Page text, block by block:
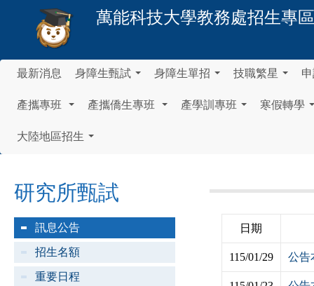
萬能科技大學教務處招生專
最新消息 身障生甄試 身障生單招 技職繁星
產攜專班 產攜僑生專班 產學訓專班 寒假轉學
大陸地區招生
研究所甄試
訊息公告
招生名額
重要日程
日期
115/01/29 公告